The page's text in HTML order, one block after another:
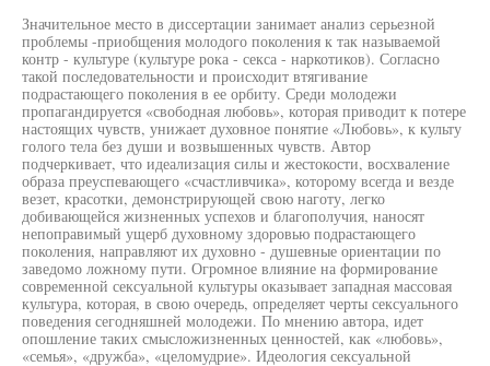
Значительное место в диссертации занимает анализ серьезной
проблемы -приобщения молодого поколения к так называемой
контр - культуре (культуре рока - секса - наркотиков). Согласно
такой последовательности и происходит втягивание
подрастающего поколения в ее орбиту. Среди молодежи
пропагандируется «свободная любовь», которая приводит к потере
настоящих чувств, унижает духовное понятие «Любовь», к культу
голого тела без души и возвышенных чувств. Автор
подчеркивает, что идеализация силы и жестокости, восхваление
образа преуспевающего «счастливчика», которому всегда и везде
везет, красотки, демонстрирующей свою наготу, легко
добивающейся жизненных успехов и благополучия, наносят
непоправимый ущерб духовному здоровью подрастающего
поколения, направляют их духовно - душевные ориентации по
заведомо ложному пути. Огромное влияние на формирование
современной сексуальной культуры оказывает западная массовая
культура, которая, в свою очередь, определяет черты сексуального
поведения сегодняшней молодежи. По мнению автора, идет
опошление таких смысложизненных ценностей, как «любовь»,
«семья», «дружба», «целомудрие». Идеология сексуальной